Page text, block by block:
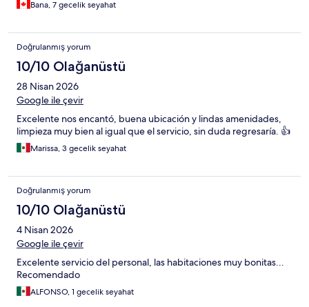
Bana, 7 gecelik seyahat
Doğrulanmış yorum
10/10 Olağanüstü
28 Nisan 2026
Google ile çevir
Excelente nos encantó, buena ubicación y lindas amenidades,
limpieza muy bien al igual que el servicio, sin duda regresaría. 👍
Marissa, 3 gecelik seyahat
Doğrulanmış yorum
10/10 Olağanüstü
4 Nisan 2026
Google ile çevir
Excelente servicio del personal, las habitaciones muy bonitas...
Recomendado
ALFONSO, 1 gecelik seyahat